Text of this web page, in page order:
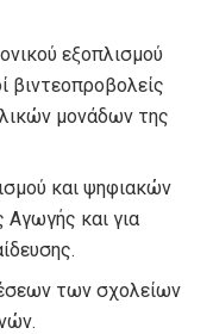
εξοπλισμού
βιντεοπροβολείς
μονάδων της
και ψηφιακών
Αγωγής και για
των σχολείων